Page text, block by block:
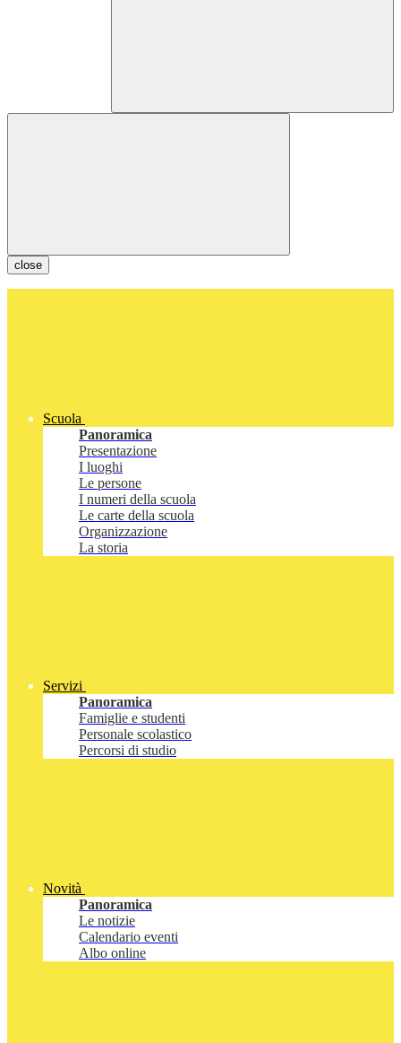
close
Scuola
Panoramica
Presentazione
I luoghi
Le persone
I numeri della scuola
Le carte della scuola
Organizzazione
La storia
Servizi
Panoramica
Famiglie e studenti
Personale scolastico
Percorsi di studio
Novità
Panoramica
Le notizie
Calendario eventi
Albo online